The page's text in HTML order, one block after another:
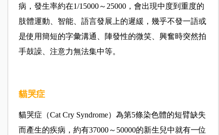
病，發生率約在1/15000～25000，會出現中度到重度的
肢體運動、智能、語言發展上的遲緩，幾乎不發一語或
是使用簡短的字彙溝通、陣發性的微笑、興奮時突然拍
手鼓譟、注意力無法集中等。
貓哭症
貓哭症（Cat Cry Syndrome）為第5條染色體的短臂缺失
而產生的疾病，約有37000～50000的新生兒中就有一位